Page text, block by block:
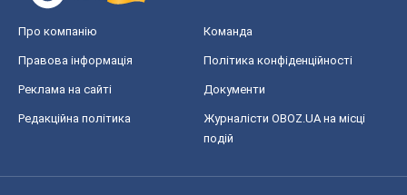
Про компанію Команда
Правова інформація Політика конфіденційності
Реклама на сайті Документи
Редакційна політика
Журналісти OBOZ.UA на місці
подій